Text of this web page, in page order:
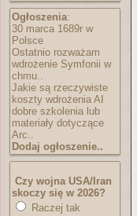
Ogłoszenia:
30 marca 1689r w
Polsce
Ostatnio rozważam
wdrożenie Symfonii w
chmu..
Jakie są rzeczywiste
koszty wdrożenia AI
dobre szkolenia lub
materiały dotyczące
Arc..
Dodaj ogłoszenie..
Czy wojna USA/Iran
skoczy się w 2026?
Raczej tak